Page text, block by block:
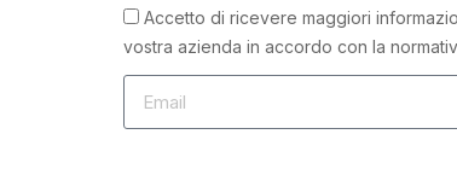
Accetto di ricevere maggiori
vostra azienda in accordo con la